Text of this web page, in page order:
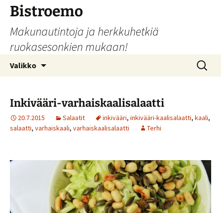
Siirry
sisältöön
Bistroemo
Makunautintoja ja herkkuhetkiä
ruokasesonkien mukaan!
Valikko Haku:
Inkivääri-varhaiskaalisalaatti
20.7.2015 Salaatit inkivääri, inkivääri-kaalisalaatti, kaali,
salaatti, varhaiskaali, varhaiskaalisalaatti Terhi